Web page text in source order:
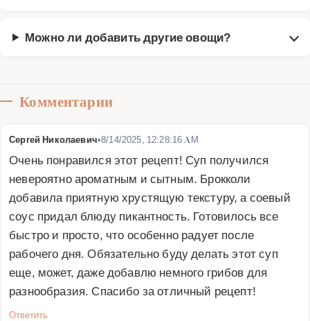
Можно ли добавить другие овощи?
Комментарии
Сергей Николаевич•8/14/2025, 12:28:16 AM
Очень понравился этот рецепт! Суп получился
невероятно ароматным и сытным. Брокколи
добавила приятную хрустящую текстуру, а соевый
соус придал блюду пикантность. Готовилось все
быстро и просто, что особенно радует после
рабочего дня. Обязательно буду делать этот суп
еще, может, даже добавлю немного грибов для
разнообразия. Спасибо за отличный рецепт!
Ответить